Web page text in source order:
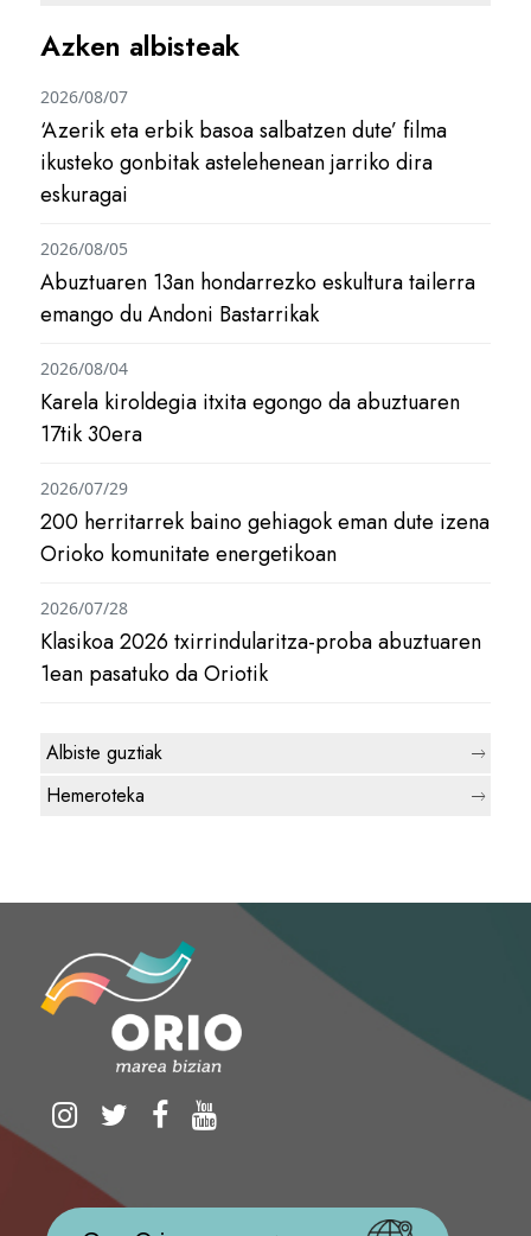
Azken albisteak
‘Azerik eta erbik basoa salbatzen dute’ filma
ikusteko gonbitak astelehenean jarriko dira
eskuragai
2026/08/07
Abuztuaren 13an hondarrezko eskultura tailerra
emango du Andoni Bastarrikak
2026/08/05
Karela kiroldegia itxita egongo da abuztuaren
17tik 30era
2026/08/04
200 herritarrek baino gehiagok eman dute izena
Orioko komunitate energetikoan
2026/07/29
Klasikoa 2026 txirrindularitza-proba abuztuaren
1ean pasatuko da Oriotik
2026/07/28
Albiste guztiak
Hemeroteka